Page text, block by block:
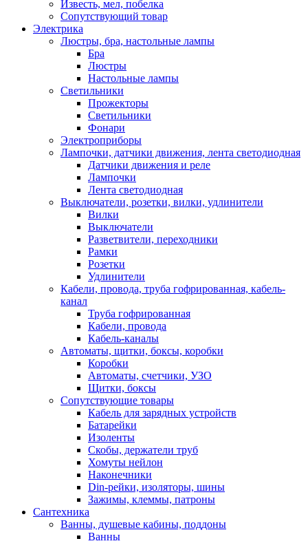
Известь, мел, побелка
Сопутствующий товар
Электрика
Люстры, бра, настольные лампы
Бра
Люстры
Настольные лампы
Светильники
Прожекторы
Светильники
Фонари
Электроприборы
Лампочки, датчики движения, лента светодиодная
Датчики движения и реле
Лампочки
Лента светодиодная
Выключатели, розетки, вилки, удлинители
Вилки
Выключатели
Разветвители, переходники
Рамки
Розетки
Удлинители
Кабели, провода, труба гофрированная, кабель-
канал
Труба гофрированная
Кабели, провода
Кабель-каналы
Автоматы, щитки, боксы, коробки
Коробки
Автоматы, счетчики, УЗО
Щитки, боксы
Сопутствующие товары
Кабель для зарядных устройств
Батарейки
Изоленты
Скобы, держатели труб
Хомуты нейлон
Наконечники
Din-рейки, изоляторы, шины
Зажимы, клеммы, патроны
Сантехника
Ванны, душевые кабины, поддоны
Ванны